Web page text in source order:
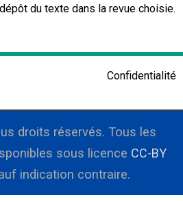
du texte dans la revue choisie.
Confidentialité
droits réservés. Tous les
sous licence CC-BY
indication contraire.